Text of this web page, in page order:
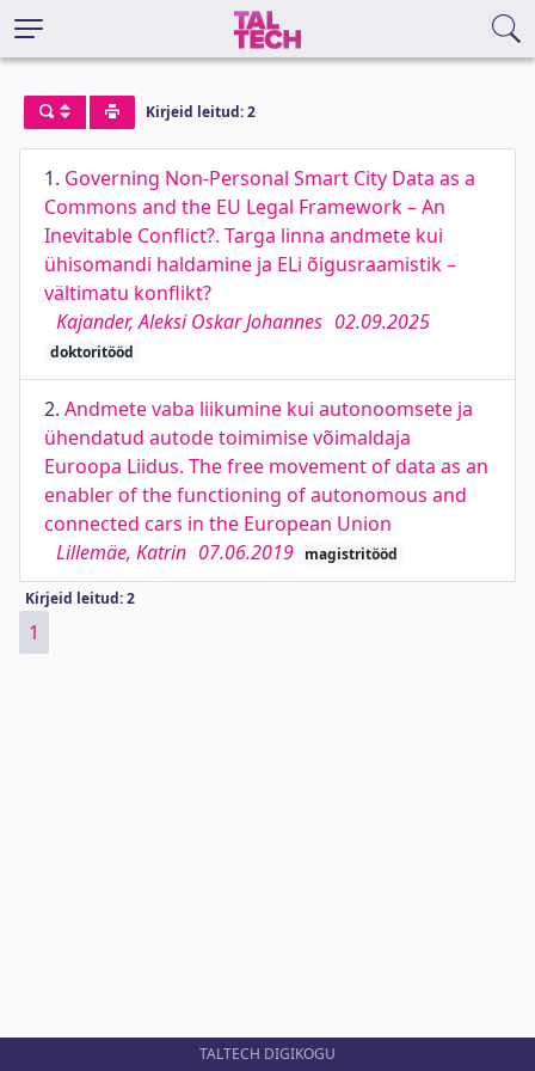
Kirjeid leitud: 2
1. Governing Non-Personal Smart City Data as a
Commons and the EU Legal Framework – An
Inevitable Conflict?. Targa linna andmete kui
ühisomandi haldamine ja ELi õigusraamistik –
vältimatu konflikt?
Kajander, Aleksi Oskar Johannes 02.09.2025
doktoritööd
2. Andmete vaba liikumine kui autonoomsete ja
ühendatud autode toimimise võimaldaja
Euroopa Liidus. The free movement of data as an
enabler of the functioning of autonomous and
connected cars in the European Union
Lillemäe, Katrin 07.06.2019 magistritööd
Kirjeid leitud: 2
1
TALTECH DIGIKOGU